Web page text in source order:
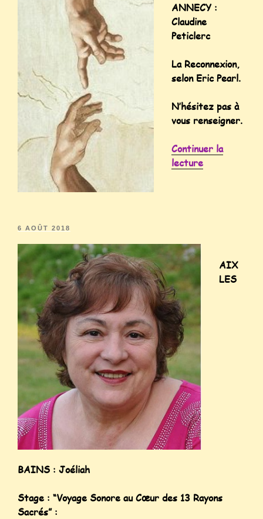
ANNECY :
Claudine
Peticlerc
La Reconnexion,
selon Eric Pearl.
N’hésitez pas à
vous renseigner.
Continuer la
lecture
6 AOÛT 2018
AIX
LES
BAINS : Joéliah
Stage : “Voyage Sonore au Cœur des 13 Rayons
Sacrés” :